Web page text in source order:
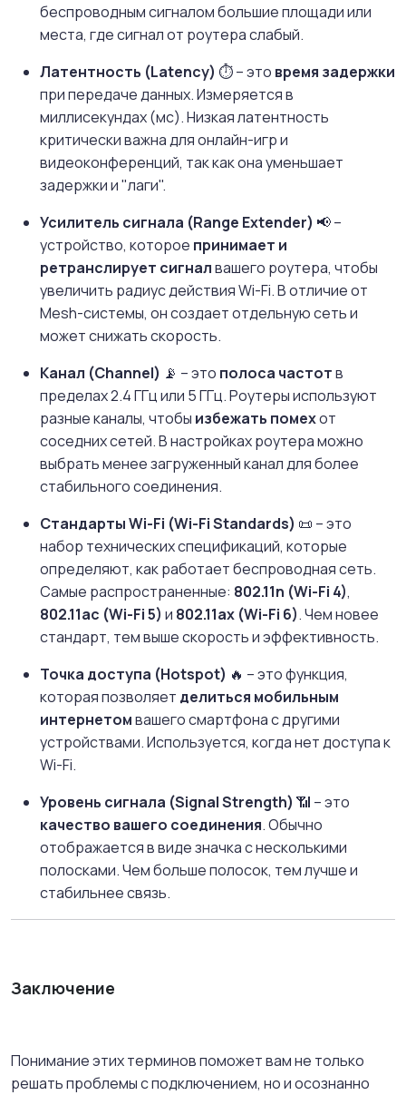
беспроводным сигналом большие площади или
места, где сигнал от роутера слабый.
Латентность (Latency) ⏱️ – это время задержки
при передаче данных. Измеряется в
миллисекундах (мс). Низкая латентность
критически важна для онлайн-игр и
видеоконференций, так как она уменьшает
задержки и "лаги".
Усилитель сигнала (Range Extender) 📢 –
устройство, которое принимает и
ретранслирует сигналвашего роутера, чтобы
увеличить радиус действия Wi-Fi. В отличие от
Mesh-системы, он создает отдельную сеть и
может снижать скорость.
Канал (Channel) 📡 – это полоса частотв
пределах 2.4 ГГц или 5 ГГц. Роутеры используют
разные каналы, чтобы избежать помехот
соседних сетей. В настройках роутера можно
выбрать менее загруженный канал для более
стабильного соединения.
Стандарты Wi-Fi (Wi-Fi Standards) 📜 – это
набор технических спецификаций, которые
определяют, как работает беспроводная сеть.
Самые распространенные: 802.11n (Wi-Fi 4),
802.11ac (Wi-Fi 5) и 802.11ax (Wi-Fi 6). Чем новее
стандарт, тем выше скорость и эффективность.
Точка доступа (Hotspot) 🔥 – это функция,
которая позволяет делиться мобильным
интернетомвашего смартфона с другими
устройствами. Используется, когда нет доступа к
Wi-Fi.
Уровень сигнала (Signal Strength) 📶 – это
качество вашего соединения. Обычно
отображается в виде значка с несколькими
полосками. Чем больше полосок, тем лучше и
стабильнее связь.
Заключение
Понимание этих терминов поможет вам не только
решать проблемы с подключением, но и осознанно